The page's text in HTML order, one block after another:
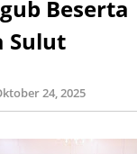
Beserta
Sulut
24, 2025